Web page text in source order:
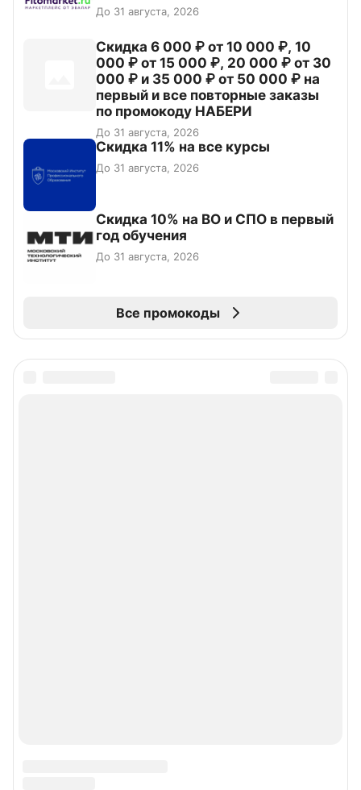
До 31 августа, 2026
Скидка 6 000 ₽ от 10 000 ₽, 10
000 ₽ от 15 000 ₽, 20 000 ₽ от 30
000 ₽ и 35 000 ₽ от 50 000 ₽ на
первый и все повторные заказы
по промокоду НАБЕРИ
До 31 августа, 2026
Скидка 11% на все курсы
До 31 августа, 2026
Скидка 10% на ВО и СПО в первый
год обучения
До 31 августа, 2026
Все промокоды